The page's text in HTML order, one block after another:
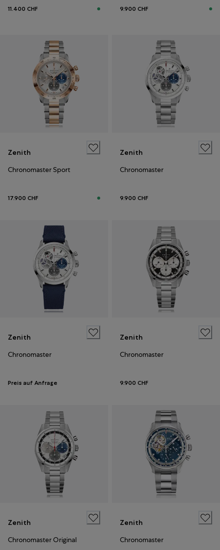
11.400 CHF 9.900 CHF
Zenith
Chronomaster Sport
17.900 CHF
Zenith
Chronomaster
9.900 CHF
Zenith
Chronomaster
Preis auf Anfrage
Zenith
Chronomaster
9.900 CHF
Zenith
Chronomaster Original
Zenith
Chronomaster